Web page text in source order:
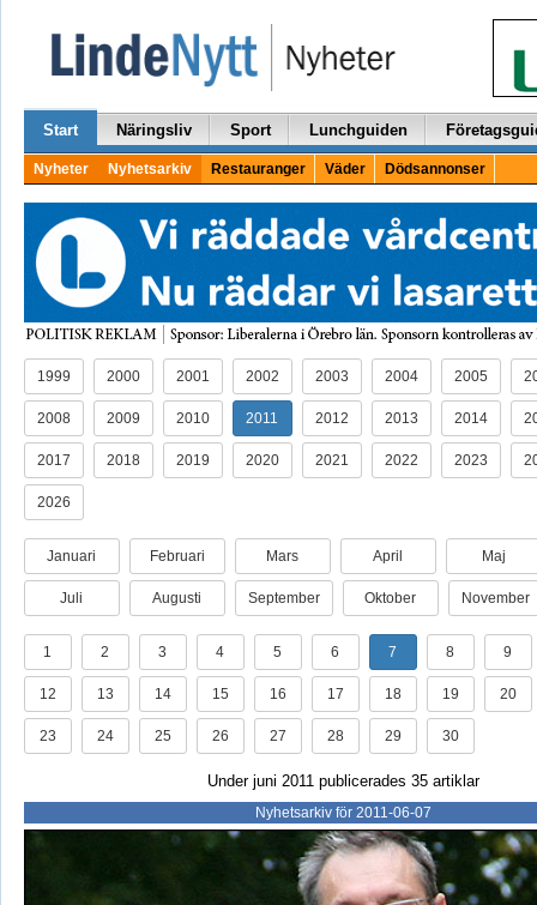
Start Näringsliv Sport Lunchguiden
Nyheter Nyhetsarkiv Restauranger Väder Dödsannonser
1999 2000 2001 2002 2003 2004 2005
2008 2009 2010 2011 2012 2013 2014
2017 2018 2019 2020 2021 2022 2023
2026
Januari Februari Mars April Maj
Juli Augusti September Oktober November
1 2 3 4 5 6 7 8 9
12 13 14 15 16 17 18 19 20
23 24 25 26 27 28 29 30
Under juni 2011 publicerades 35 artiklar
Nyhetsarkiv för 2011-06-07